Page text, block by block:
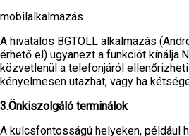
mobilalkalmazás
A hivatalos BGTOLL alkalmazás
érhető el) ugyanezt a funkciót
közvetlenül a telefonjáról
kényelmesen utazhat, vagy ha
3.Önkiszolgáló terminálok
A kulcsfontosságú helyeken, például